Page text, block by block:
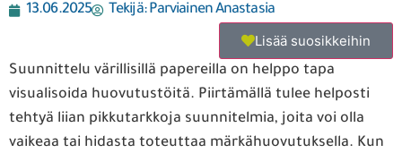
13.06.2025 Tekijä:Parviainen Anastasia
Lisää suosikkeihin
Suunnittelu värillisillä papereilla on helppo tapa
visualisoida huovutustöitä. Piirtämällä tulee helposti
tehtyä liian pikkutarkkoja suunnitelmia, joita voi olla
vaikeaa tai hidasta toteuttaa märkähuovutuksella. Kun